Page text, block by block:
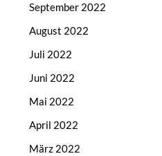
September 2022
August 2022
Juli 2022
Juni 2022
Mai 2022
April 2022
März 2022